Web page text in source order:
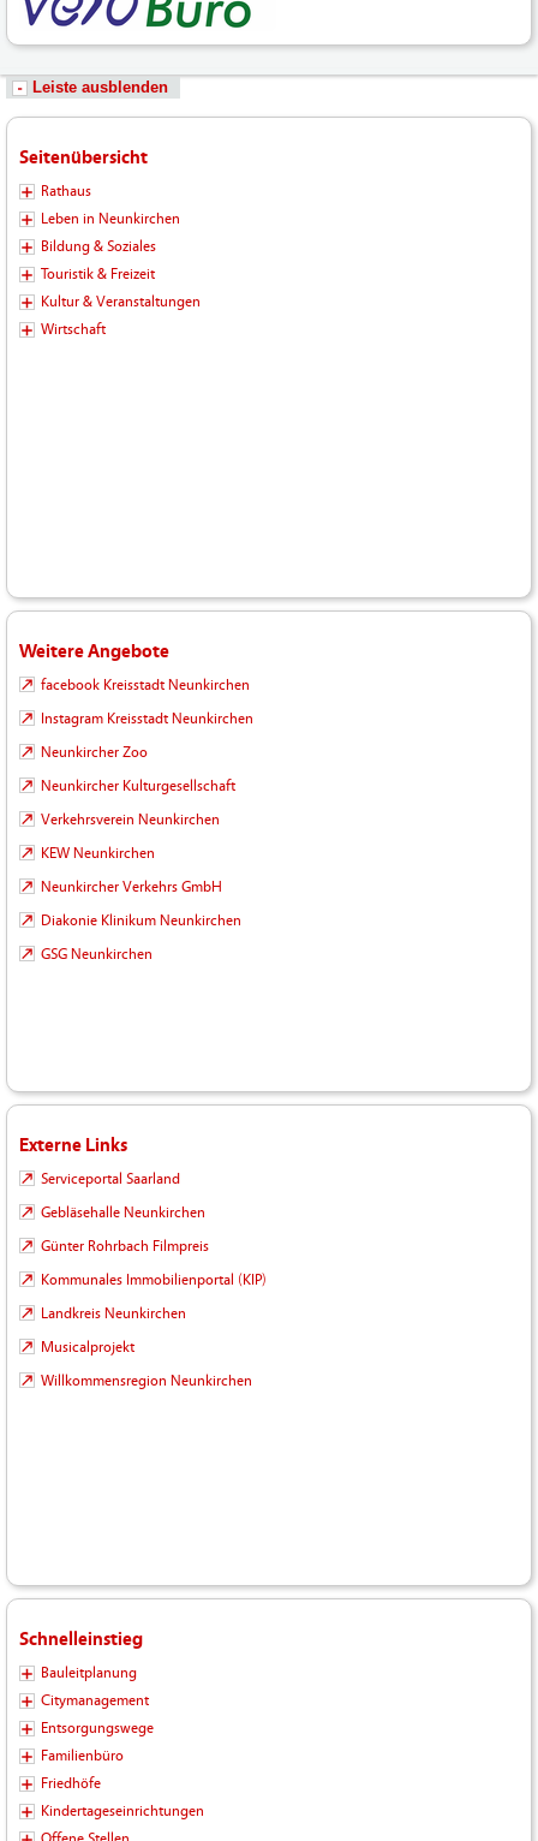
Leiste ausblenden
Seitenübersicht
Rathaus
Leben in Neunkirchen
Bildung & Soziales
Touristik & Freizeit
Kultur & Veranstaltungen
Wirtschaft
Weitere Angebote
facebook Kreisstadt Neunkirchen
Instagram Kreisstadt Neunkirchen
Neunkircher Zoo
Neunkircher Kulturgesellschaft
Verkehrsverein Neunkirchen
KEW Neunkirchen
Neunkircher Verkehrs GmbH
Diakonie Klinikum Neunkirchen
GSG Neunkirchen
Externe Links
Serviceportal Saarland
Gebläsehalle Neunkirchen
Günter Rohrbach Filmpreis
Kommunales Immobilienportal (KIP)
Landkreis Neunkirchen
Musicalprojekt
Willkommensregion Neunkirchen
Schnelleinstieg
Bauleitplanung
Citymanagement
Entsorgungswege
Familienbüro
Friedhöfe
Kindertageseinrichtungen